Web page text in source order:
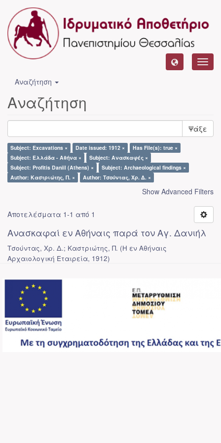
Αναζήτηση
Αναζήτηση
Ψάξε
Subject: Excavations × Date issued: 1912 ×
Has File(s): true ×
Subject: Ελλάδα - Αθήνα ×
Subject: Ανασκαφές ×
Subject: Profitis Daniil (Athens) ×
Subject: Archaeological findings ×
Author: Καστριώτης, Π. ×
Author: Τσούντας, Χρ. Δ. ×
Show Advanced Filters
Αποτελέσματα 1-1 από 1
Ανασκαφαί εν Αθήναις παρά τον Αγ. Δανιήλ
Τσούντας, Χρ. Δ.; Καστριώτης, Π. (Η εν Αθήναις
Αρχαιολογική Εταιρεία, 1912)